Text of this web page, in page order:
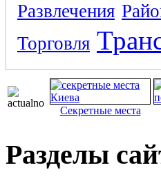
Развлечения
Торговля
Секретные места
Разделы